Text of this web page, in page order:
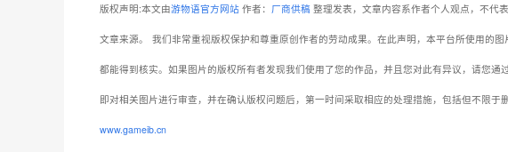
版权声明:本文由游物语官方网站 作者： 厂商供稿 整理发表，文章内容系作者个人观点，不代
文章来源。 我们非常重视版权保护和尊重原创作者的劳动成果。在此声明，本平台所使用的
都能得到核实。如果图片的版权所有者发现我们使用了您的作品，并且您对此有异议，请您
即对相关图片进行审查，并在确认版权问题后，第一时间采取相应的处理措施，包括但不限于
www.gameib.cn